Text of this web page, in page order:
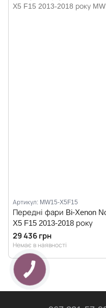
Артикул: MW15-X5F15
Передні фари Bi-Xenon
X5 F15 2013-2018 року
29 436 грн
Немає в наявності